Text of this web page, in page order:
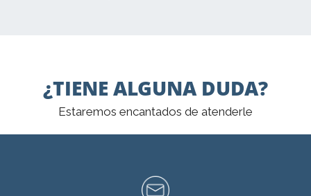
¿TIENE ALGUNA DUDA?
Estaremos encantados de atenderle